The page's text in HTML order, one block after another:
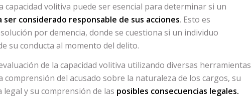
capacidad volitiva puede ser esencial para determinar si un
ser considerado responsable de sus acciones. Esto es
por demencia, donde se cuestiona si un individuo
su conducta al momento del delito.
de la capacidad volitiva utilizando diversas herramientas
comprensión del acusado sobre la naturaleza de los cargos, su
y su comprensión de las posibles consecuencias legales.